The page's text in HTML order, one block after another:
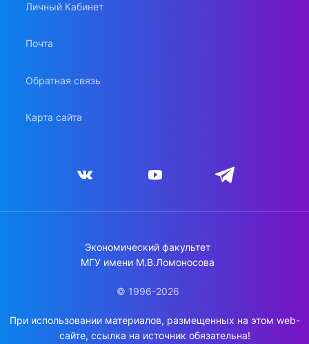
Личный Кабинет
Почта
Обратная связь
Карта сайта
Экономический факультет
МГУ имени М.В.Ломоносова
© 1996-2026
При использовании материалов, размещенных на этом web-
сайте, ссылка на источник обязательна!